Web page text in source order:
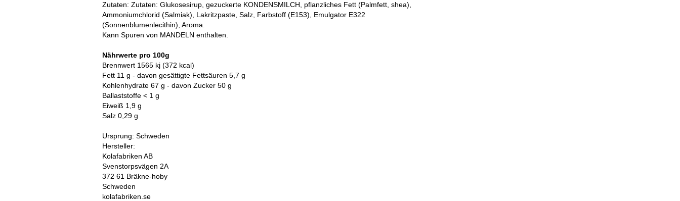
Zutaten: Zutaten: Glukosesirup, gezuckerte KONDENSMILCH, pflanzliches Fett (Palmfett, shea),
Ammoniumchlorid (Salmiak), Lakritzpaste, Salz, Farbstoff (E153), Emulgator E322
(Sonnenblumenlecithin), Aroma.
Kann Spuren von MANDELN enthalten.
Nährwerte pro 100g
Brennwert 1565 kj (372 kcal)
Fett 11 g - davon gesättigte Fettsäuren 5,7 g
Kohlenhydrate 67 g - davon Zucker 50 g
Ballaststoffe < 1 g
Eiweiß 1,9 g
Salz 0,29 g
Ursprung: Schweden
Hersteller:
Kolafabriken AB
Svenstorpsvägen 2A
372 61 Bräkne-hoby
​Schweden
kolafabriken.se